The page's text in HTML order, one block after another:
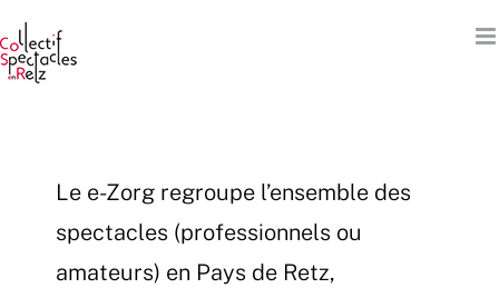
au
contenu
Le e-Zorg regroupe l’ensemble des
spectacles (professionnels ou
amateurs) en Pays de Retz,